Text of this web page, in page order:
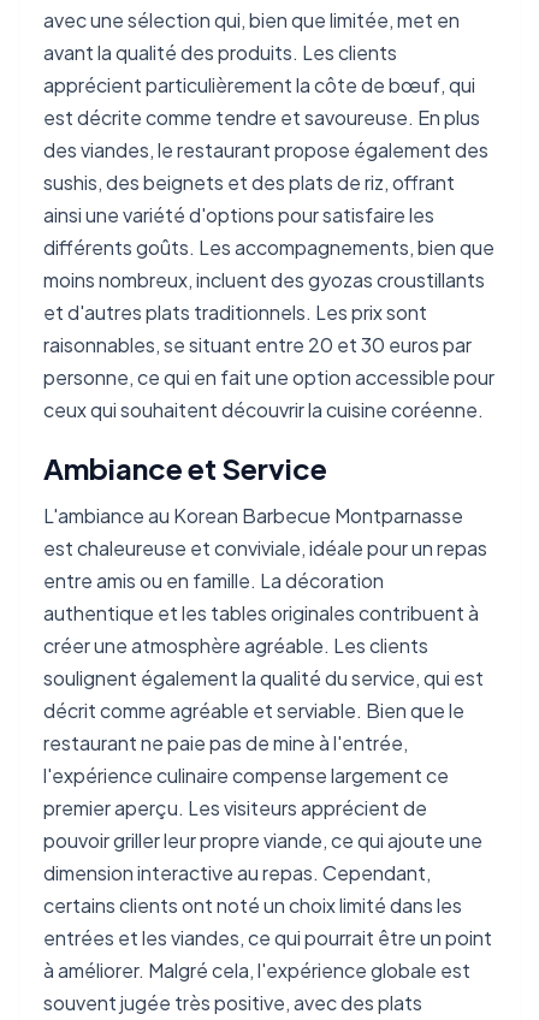
avec une sélection qui, bien que limitée, met en
avant la qualité des produits. Les clients
apprécient particulièrement la côte de bœuf, qui
est décrite comme tendre et savoureuse. En plus
des viandes, le restaurant propose également des
sushis, des beignets et des plats de riz, offrant
ainsi une variété d'options pour satisfaire les
différents goûts. Les accompagnements, bien que
moins nombreux, incluent des gyozas croustillants
et d'autres plats traditionnels. Les prix sont
raisonnables, se situant entre 20 et 30 euros par
personne, ce qui en fait une option accessible pour
ceux qui souhaitent découvrir la cuisine coréenne.
Ambiance et Service
L'ambiance au Korean Barbecue Montparnasse
est chaleureuse et conviviale, idéale pour un repas
entre amis ou en famille. La décoration
authentique et les tables originales contribuent à
créer une atmosphère agréable. Les clients
soulignent également la qualité du service, qui est
décrit comme agréable et serviable. Bien que le
restaurant ne paie pas de mine à l'entrée,
l'expérience culinaire compense largement ce
premier aperçu. Les visiteurs apprécient de
pouvoir griller leur propre viande, ce qui ajoute une
dimension interactive au repas. Cependant,
certains clients ont noté un choix limité dans les
entrées et les viandes, ce qui pourrait être un point
à améliorer. Malgré cela, l'expérience globale est
souvent jugée très positive, avec des plats